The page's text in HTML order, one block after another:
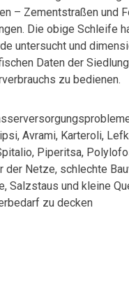
– Zementstraßen und
Die obige Schleife
untersucht und
Daten der
zu bedienen.
Avrami, Karteroli,
Piperitsa,
der Netze, schlechte
Salzstaus und kleine
zu decken